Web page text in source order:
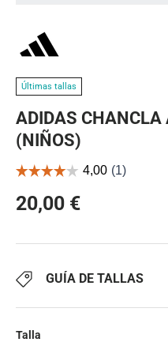
Últimas tallas
ADIDAS CHANCLA
(NIÑOS)
20,00 €
GUÍA DE TALLAS
Talla